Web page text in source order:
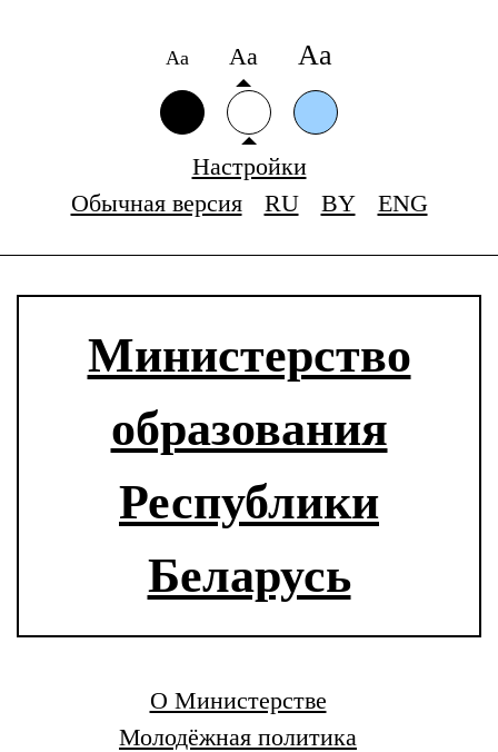
Аа Аа Аа
Настройки
Обычная версия
RU BY ENG
Министерство
образования
Республики
Беларусь
О Министерстве
Молодёжная политика